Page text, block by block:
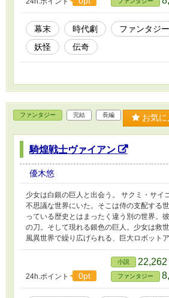
けの軽薄男に陰気な陰陽
謎の韓流変身ヒロインま
てさて、いかがあいなり
フィクションです。実在
とは関係ありません。
幕末 時代劇 ファンタジー
妖怪
伝奇
ファンタジー 完結 長編 お気
騎煌戦士ヴァイアン
優木悠
少女は白銀の巨人と出会う。 サクミ・サイ
不思議な世界にいた。そこは侍の支配する
っている歴史とはまったく違う別の世界。
の刀。そして現れる銀色の巨人。少女は救
風異世界で繰り広げられる、巨大ロボットア
24h.ポイント 0pt
小説 22,262
ファンタジー